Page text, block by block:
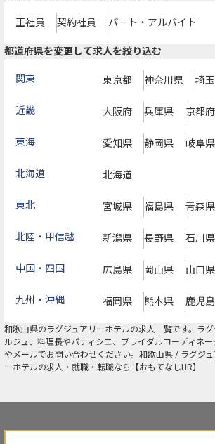
正社員 契約社員 パート・アルバイト
都道府県を変更して求人を絞り込む
関東 東京都 神奈川県 埼
近畿 大阪府 兵庫県 京都府
東海 愛知県 静岡県 岐阜県
北海道 北海道
東北 宮城県 福島県 青森県
北陸・甲信越 新潟県 長野県 石川県
中国・四国 広島県 岡山県 山口県
九州・沖縄 福岡県 熊本県 鹿児
和歌山県の ラグジュアリーホテルの求人一覧です。ラ
ルジュ、料理長やパティシエ、ブライダルコーディネ
やメールでお問い合わせください。和歌山県 / ラグジ
ーホテルの求人・就職・転職なら【おもてなしHR】